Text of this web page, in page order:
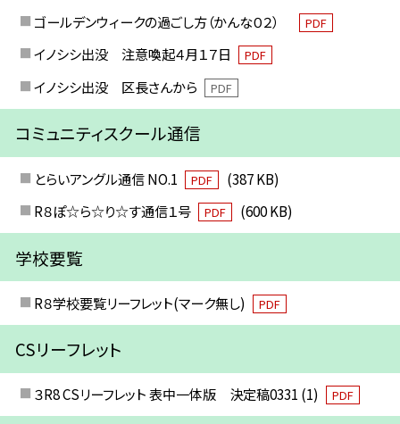
ゴールデンウィークの過ごし方（かんな０２） PDF
イノシシ出没 注意喚起４月１７日 PDF
イノシシ出没 区長さんから PDF
コミュニティスクール通信
とらいアングル通信 NO.1 PDF
(387 KB)
R８ぽ☆ら☆り☆す通信１号
PDF (600 KB)
学校要覧
R８学校要覧リーフレット(マーク無し) PDF
CSリーフレット
３R8 CSリーフレット 表中一体版 決定稿0331 (1) PDF